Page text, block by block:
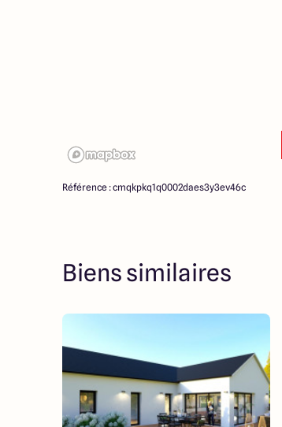
Référence : cmqkpkq1q0002daes3y3ev46c
Biens similaires